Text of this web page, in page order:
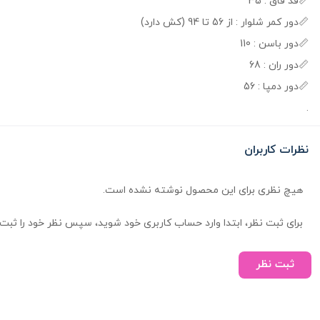
📏دور کمر شلوار : از 56 تا 94 (کش دارد)
📏دور باسن : 110
📏دور ران : 68
📏دور دمپا : 56
.
نظرات کاربران
هیچ نظری برای این محصول نوشته نشده است.
برای ثبت نظر، ابتدا وارد حساب کاربری خود شوید، سپس نظر خود را ثبت
ثبت نظر